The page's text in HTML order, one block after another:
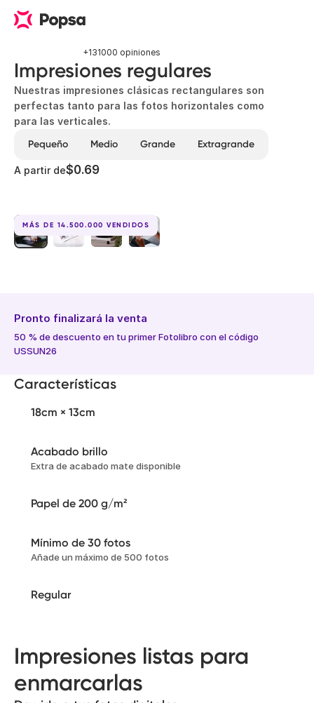
+131000 opiniones
Impresiones regulares
Nuestras impresiones clásicas rectangulares son
perfectas tanto para las fotos horizontales como
para las verticales.
Pequeño
Medio Grande Extragrande
A partir de$0.69
MÁS DE 14.500.000 VENDIDOS
Pronto finalizará la venta
50 % de descuento en tu primer Fotolibro con el código
USSUN26
Características
18cm × 13cm
Acabado brillo
Extra de acabado mate disponible
Papel de 200 g/m²
Mínimo de 30 fotos
Añade un máximo de 500 fotos
Regular
Impresiones listas para
enmarcarlas